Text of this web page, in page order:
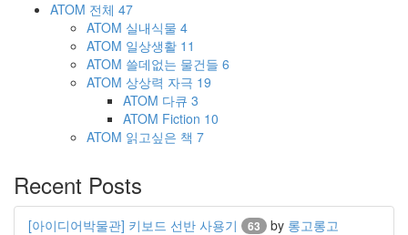
ATOM 전체 47
ATOM 실내식물 4
ATOM 일상생활 11
ATOM 쓸데없는 물건들 6
ATOM 상상력 자극 19
ATOM 다큐 3
ATOM Fiction 10
ATOM 읽고싶은 책 7
Recent Posts
[아이디어박물관] 키보드 선반 사용기 63 by 롱고롱고